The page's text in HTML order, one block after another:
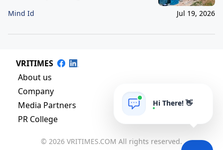
Mind Id Jul 19, 2026
VRITIMES
About us
Company
Media Partners
PR College
© 2026 VRITIMES.COM All rights reserved.
Hi There! 👋